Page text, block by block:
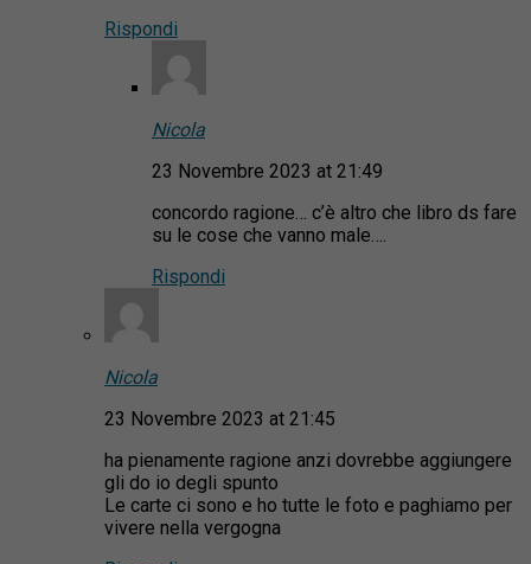
Rispondi
Nicola
23 Novembre 2023 at 21:49
concordo ragione… c’è altro che libro ds fare
su le cose che vanno male….
Rispondi
Nicola
23 Novembre 2023 at 21:45
ha pienamente ragione anzi dovrebbe aggiungere
gli do io degli spunto
Le carte ci sono e ho tutte le foto e paghiamo per
vivere nella vergogna